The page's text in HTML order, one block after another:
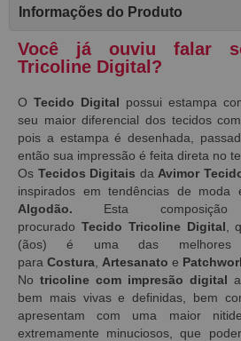
Informações do Produto
Você já ouviu falar
Tricoline Digital?
O Tecido Digital possui estampa
seu maior diferencial dos tecidos
pois a estampa é desenhada,
então sua impressão é feita direta no
Os Tecidos Digitais da Avimor
inspirados em tendências de moda
Algodão. Esta
procurado Tecido Tricoline Digital ,
(ãos) é uma das melhores
para Costura Artesanato e
No tricoline com impresão digital
bem mais vivas e definidas, bem
apresentam com uma maior
extremamente minuciosos, que